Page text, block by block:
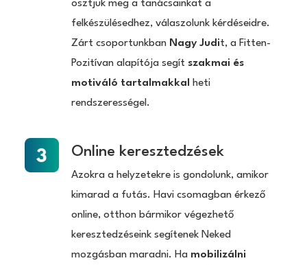
osztjuk meg a tanácsainkat a
felkészülésedhez, válaszolunk kérdéseidre.
Zárt csoportunkban Nagy Judit, a Fitten-
Pozitívan alapítója segít szakmai és
motiváló tartalmakkal
heti
rendszerességel.
Online keresztedzések
Azokra a helyzetekre is gondolunk, amikor
kimarad a futás. Havi csomagban érkező
online, otthon bármikor végezhető
keresztedzéseink segítenek Neked
mozgásban maradni. Ha mobilizálni